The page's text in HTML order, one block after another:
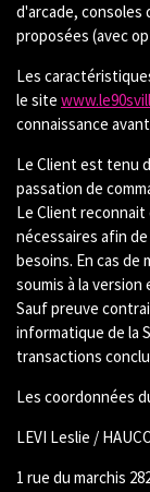
d'arcade, consoles
proposées (avec
Les
le site
connaissance
Le Client est tenu
passation de
Le Client
nécessaires afin
besoins. En cas de
soumis à la version
Sauf preuve
informatique de la
transactions
Les coordonnées
LEVI Leslie /
1 rue du marchis